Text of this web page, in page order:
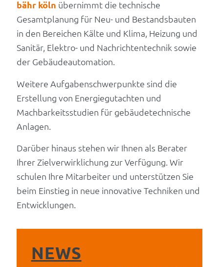
bähr köln übernimmt die technische
Gesamtplanung für Neu- und Bestandsbauten
in den Bereichen Kälte und Klima, Heizung und
Sanitär, Elektro- und Nachrichtentechnik sowie
der Gebäudeautomation.
Weitere Aufgabenschwerpunkte sind die
Erstellung von Energiegutachten und
Machbarkeitsstudien für gebäudetechnische
Anlagen.
Darüber hinaus stehen wir Ihnen als Berater
Ihrer Zielverwirklichung zur Verfügung. Wir
schulen Ihre Mitarbeiter und unterstützen Sie
beim Einstieg in neue innovative Techniken und
Entwicklungen.
NEWS